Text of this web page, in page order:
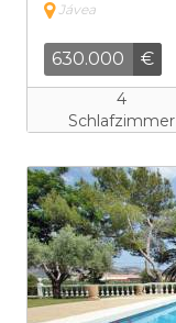
Jávea
630.000 €
4
Schlafzimmer